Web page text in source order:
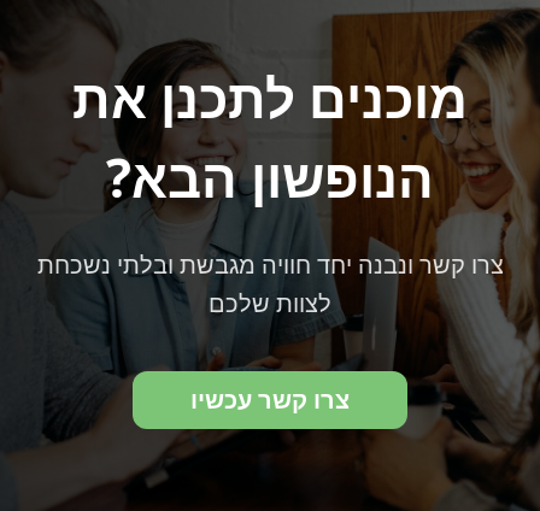
מוכנים לתכנן את
הנופשון הבא?
צרו קשר ונבנה יחד חוויה מגבשת ובלתי נשכחת
לצוות שלכם
צרו קשר עכשיו